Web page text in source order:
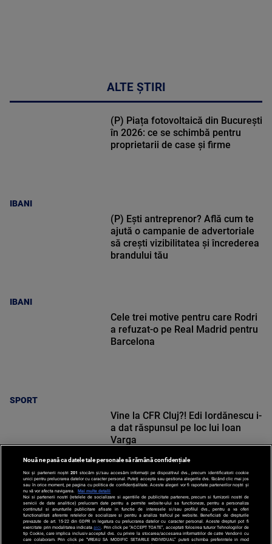
ALTE ȘTIRI
IBANI
(P) Piața fotovoltaică din București
în 2026: ce se schimbă pentru
proprietarii de case și firme
IBANI
(P) Ești antreprenor? Află cum te
ajută o campanie de advertoriale
să crești vizibilitatea și încrederea
brandului tău
SPORT
Cele trei motive pentru care Rodri
a refuzat-o pe Real Madrid pentru
Barcelona
SPORT
Vine la CFR Cluj?! Edi Iordănescu i-
a dat răspunsul pe loc lui Ioan
Varga
Nouă ne pasă ca datele tale personale să rămână confidențiale
Noi și partenerii noștri 201 stocăm și/sau accesăm informații pe dispozitivul dvs., precum identificatorii cookie
unici pentru prelucrarea datelor cu caracter personal. Puteți accepta sau gestiona alegerile dvs. făcând clic mai jos
sau în orice moment, pe pagina cu politica de confidențialitate. Aceste alegeri vor fi raportate partenerilor noștri și
nu vă vor afecta navigarea.
Mai multe detalii
Noi si partenerii nostri (retelele de socializare si agentiile de publicitate partenere, precum si furnizorii nostri de
servicii de date analitice) prelucram date pentru a permite website-ului sa functioneze, pentru a personaliza
continutul si anunturile publicitare afisate in functie de interesele si/sau profilul dvs., pentru a va oferi
functionalitati aferente retelelor de socializare si pentru a analiza traficul pe website. Beneficiati de drepturile
prevazute de art. 15-22 din GDPR in legatura cu prelucrarea datelor cu caracter personal. Aceste drepturi pot fi
exercitate prin modalitatea indicataaici . Prin click pe “ACCEPT TOATE”, acceptati folosirea tuturor Tehnologiilor de
tip Cookie, care implica inclusiv acceptul dvs. cu privire la stocarea/accesarea informatiilor de catre Vendor-ii cu
care colaboram. Prin click pe “VREAU SA MODIFIC SETARILE INDIVIDUAL” puteti schimba preferintele in mod